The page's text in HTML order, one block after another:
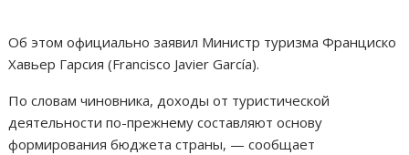
Об этом официально заявил Министр туризма Франциско
Хавьер Гарсия (Francisco Javier García).
По словам чиновника, доходы от туристической
деятельности по-прежнему составляют основу
формирования бюджета страны, — сообщает